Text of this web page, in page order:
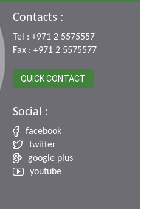
Contacts :
Tel : +971 2 5575557
Fax : +971 2 5575577
QUICK CONTACT
Social :
facebook
twitter
google plus
youtube